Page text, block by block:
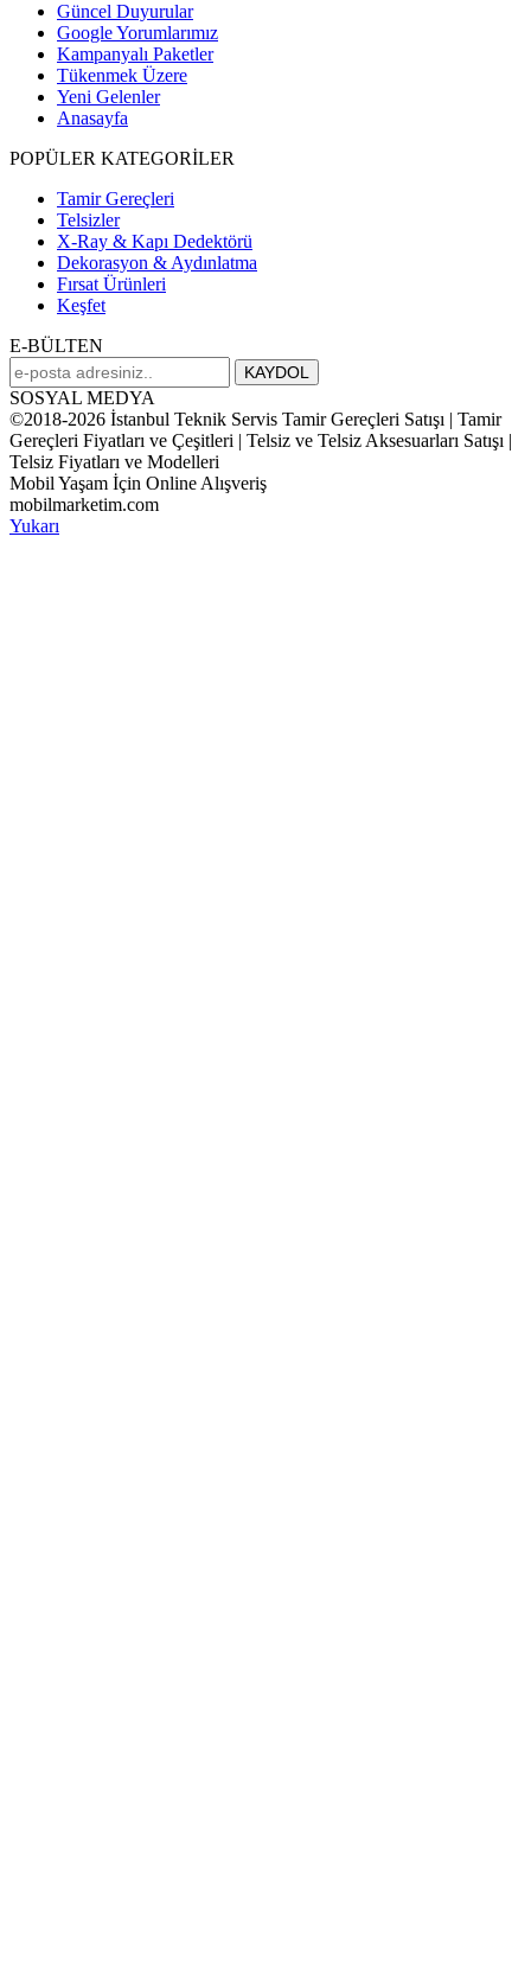
Güncel Duyurular
Google Yorumlarımız
Kampanyalı Paketler
Tükenmek Üzere
Yeni Gelenler
Anasayfa
POPÜLER KATEGORİLER
Tamir Gereçleri
Telsizler
X-Ray & Kapı Dedektörü
Dekorasyon & Aydınlatma
Fırsat Ürünleri
Keşfet
E-BÜLTEN
SOSYAL MEDYA
©2018-2026 İstanbul Teknik Servis Tamir Gereçleri Satışı | Tamir
Gereçleri Fiyatları ve Çeşitleri | Telsiz ve Telsiz Aksesuarları Satışı |
Telsiz Fiyatları ve Modelleri
Mobil Yaşam İçin Online Alışveriş
mobilmarketim.com
Yukarı